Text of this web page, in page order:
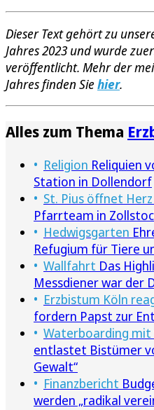
Dieser Text gehört zu
Jahres 2023 und wurde
veröffentlicht. Mehr der
Jahres finden Siehier.
Alles zum Thema
Religion Reliquien
Station in Dollendorf
St. Pius öffnet
Pfarrteam in
Hedwigsgarten
Refugium für Tiere
Wallfahrt Das
Messdiener war der
Erzbistum Köln
fordern Papst zur
Waterboarding mit
entlastet Bistümer
Gewalt“
Finanzbericht
werden „radikal